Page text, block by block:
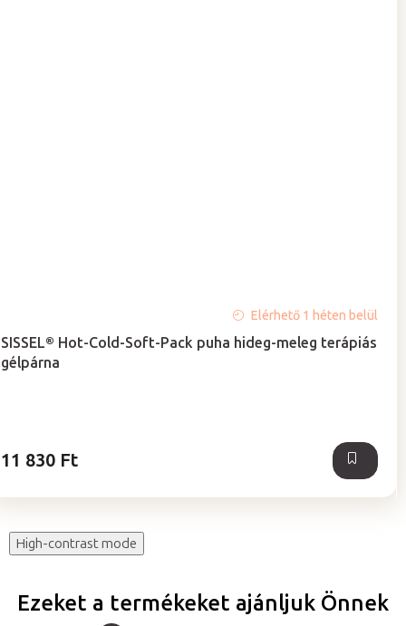
SISSEL® Hot-Cold-Soft-Pack puha hideg-meleg terápiás
gélpárna
átlagos
értékelése
Elérhető 1 héten belül
11 830 Ft
High-contrast mode
Ezeket a termékeket ajánljuk Önnek